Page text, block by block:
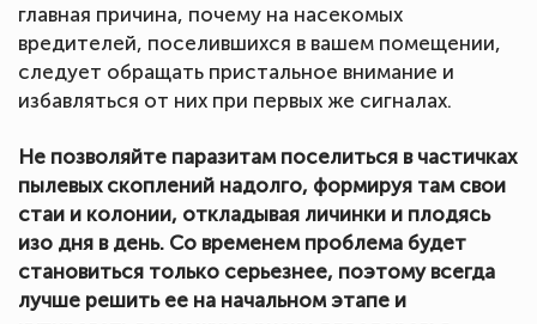
главная причина, почему на насекомых
вредителей, поселившихся в вашем помещении,
следует обращать пристальное внимание и
избавляться от них при первых же сигналах.
Не позволяйте паразитам поселиться в частичках
пылевых скоплений надолго, формируя там свои
стаи и колонии, откладывая личинки и плодясь
изо дня в день. Со временем проблема будет
становиться только серьезнее, поэтому всегда
лучше решить ее на начальном этапе и